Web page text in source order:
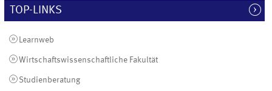
TOP-LINKS
Learnweb
Wirtschaftswissenschaftliche Fakultät
Studienberatung